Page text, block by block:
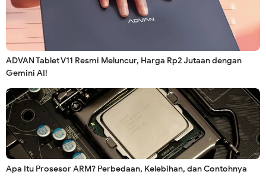
ADVAN Tablet V11 Resmi Meluncur, Harga Rp2 Jutaan dengan
Gemini AI!
Apa Itu Prosesor ARM? Perbedaan, Kelebihan, dan Contohnya